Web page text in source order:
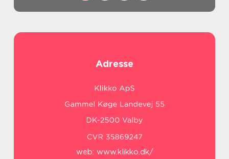
Adresse
web: www.klikko.dk/